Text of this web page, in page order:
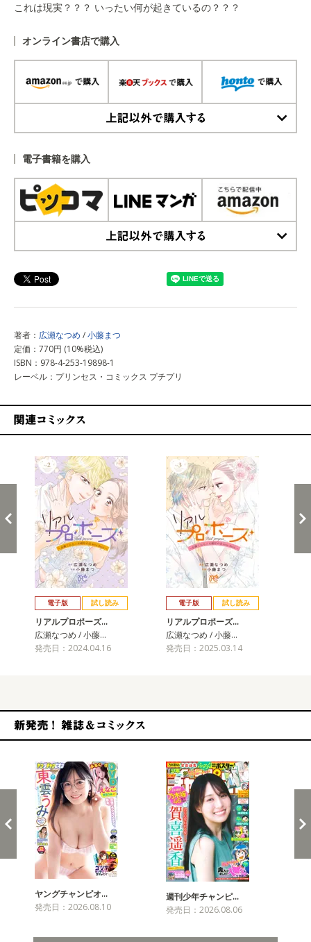
これは現実？？？ いったい何が起きているの？？？
オンライン書店で購入
電子書籍を購入
著者： 広瀬なつめ /小藤まつ
定価：770円 (10%税込)
ISBN：978-4-253-19898-1
レーベル：プリンセス・コミックス プチプリ
電子版 試し読み
リアルプロポーズ…
広瀬なつめ / 小藤…
発売日：2024.04.16
電子版 試し読み
リアルプロポーズ…
広瀬なつめ / 小藤…
発売日：2025.03.14
ヤングチャンピオ…
発売日：2026.08.10
週刊少年チャンピ…
発売日：2026.08.06